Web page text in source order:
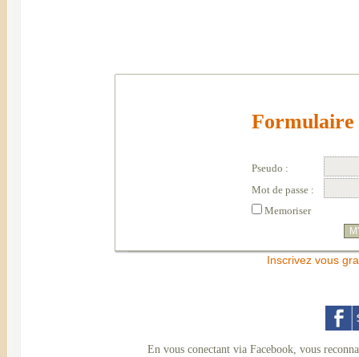
Pseudo :
Mot de passe :
Memoriser
Inscrivez vous
En vous conectant via Facebook, vous